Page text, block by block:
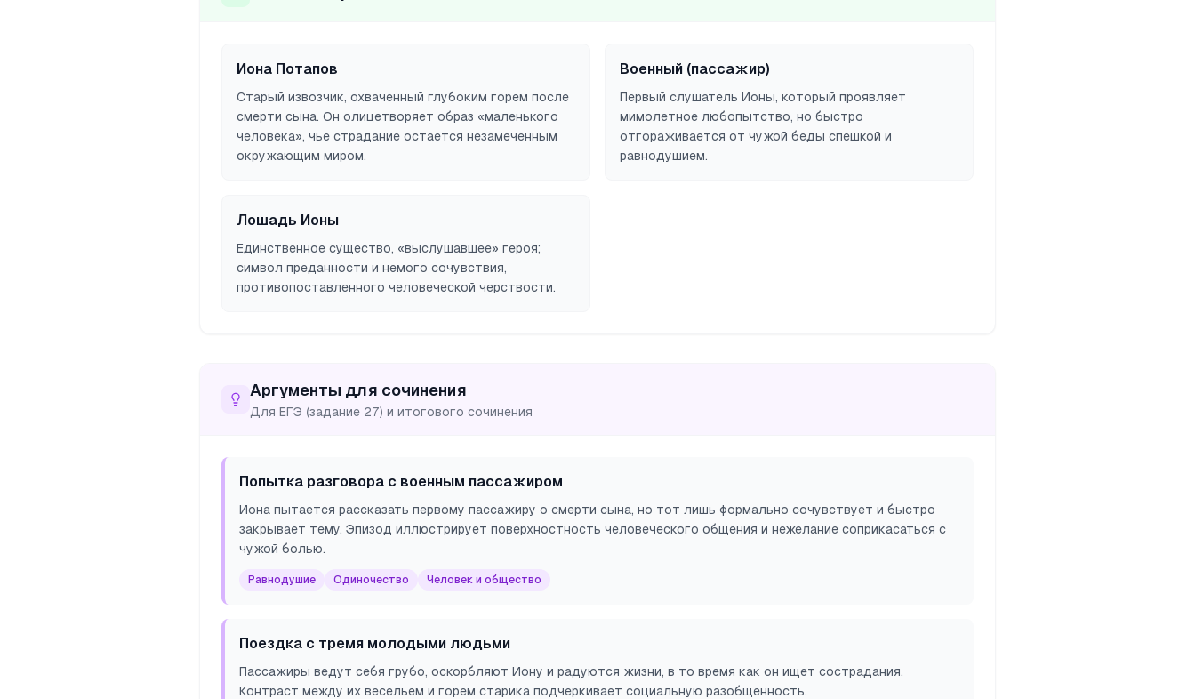
Иона Потапов
Старый извозчик, охваченный глубоким горем после
смерти сына. Он олицетворяет образ «маленького
человека», чье страдание остается незамеченным
окружающим миром.
Военный (пассажир)
Первый слушатель Ионы, который проявляет
мимолетное любопытство, но быстро
отгораживается от чужой беды спешкой и
равнодушием.
Лошадь Ионы
Единственное существо, «выслушавшее» героя;
символ преданности и немого сочувствия,
противопоставленного человеческой черствости.
Аргументы для сочинения
Для ЕГЭ (задание 27) и итогового сочинения
Попытка разговора с военным пассажиром
Иона пытается рассказать первому пассажиру о смерти сына, но тот лишь формально сочувствует и быстро
закрывает тему. Эпизод иллюстрирует поверхностность человеческого общения и нежелание соприкасаться с
чужой болью.
Равнодушие Одиночество Человек и общество
Поездка с тремя молодыми людьми
Пассажиры ведут себя грубо, оскорбляют Иону и радуются жизни, в то время как он ищет сострадания.
Контраст между их весельем и горем старика подчеркивает социальную разобщенность.